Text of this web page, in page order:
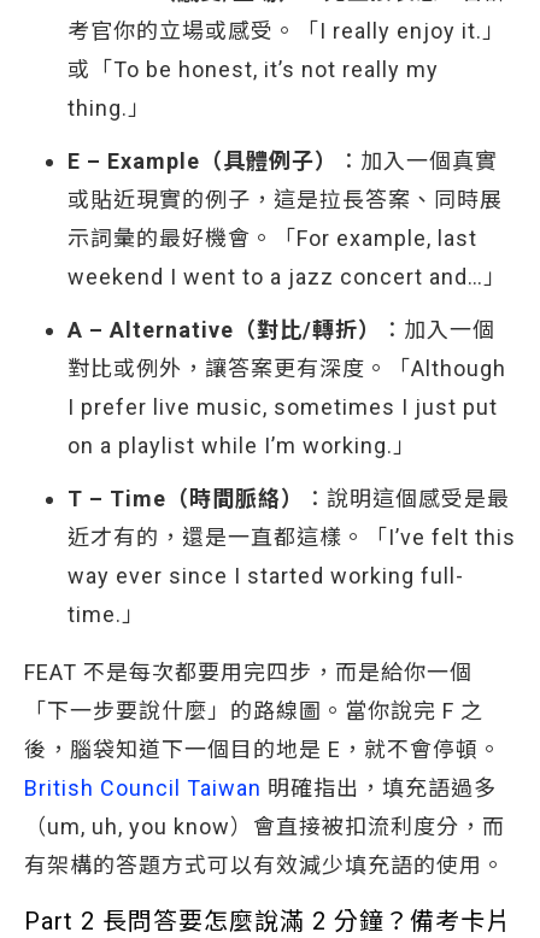
考官你的立場或感受。「I really enjoy it.」
或「To be honest, it’s not really my
thing.」
E – Example（具體例子）
：加入一個真實
或貼近現實的例子，這是拉長答案、同時展
示詞彙的最好機會。「For example, last
weekend I went to a jazz concert and…」
A – Alternative（對比/轉折）
：加入一個
對比或例外，讓答案更有深度。「Although
I prefer live music, sometimes I just put
on a playlist while I’m working.」
T – Time（時間脈絡）
：說明這個感受是最
近才有的，還是一直都這樣。「I’ve felt this
way ever since I started working full-
time.」
FEAT 不是每次都要用完四步，而是給你一個
「下一步要說什麼」的路線圖。當你說完 F 之
後，腦袋知道下一個目的地是 E，就不會停頓。
British Council Taiwan 明確指出，填充語過多
（um, uh, you know）會直接被扣流利度分，而
有架構的答題方式可以有效減少填充語的使用。
Part 2 長問答要怎麼說滿 2 分鐘？備考卡片